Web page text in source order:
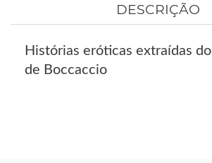
DESCRIÇÃO
Histórias eróticas extraídas do
de Boccaccio